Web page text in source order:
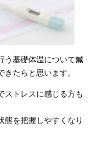
う基礎体温について鍼
たらと思います。
ストレスに感じる方も
態を把握しやすくなり